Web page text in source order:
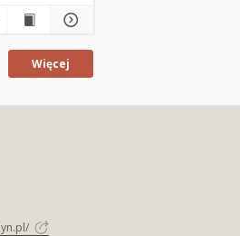
Więcej